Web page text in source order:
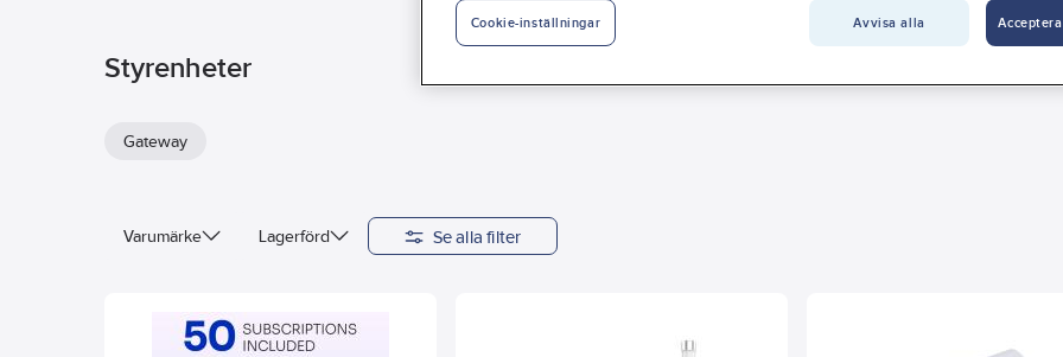
Styrenheter
Gateway
Varumärke Lagerförd Se alla filter
Avvisa alla
Cookie-inställningar